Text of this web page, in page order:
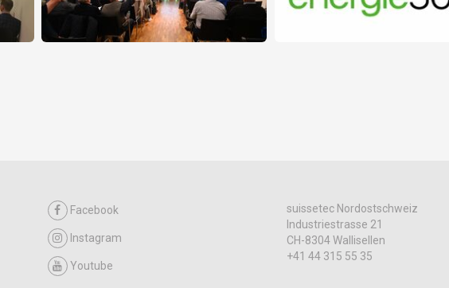
Facebook
Instagram
Youtube
suissetec Nordostschweiz
Industriestrasse 21
CH-8304 Wallisellen
+41 44 315 55 35